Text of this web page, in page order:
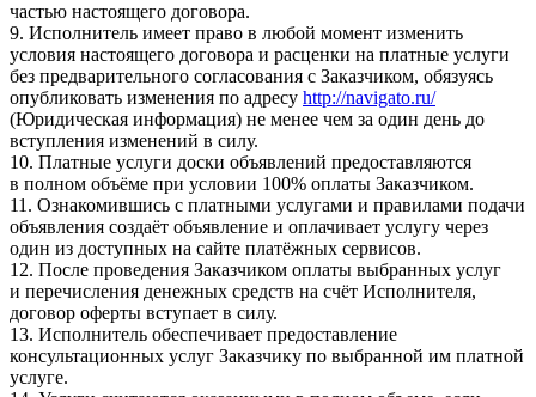
частью настоящего договора.
9. Исполнитель имеет право в любой момент изменить
условия настоящего договора и расценки на платные услуги
без предварительного согласования с Заказчиком, обязуясь
опубликовать изменения по адресу http://navigato.ru/
(Юридическая информация) не менее чем за один день до
вступления изменений в силу.
10. Платные услуги доски объявлений предоставляются
в полном объёме при условии 100% оплаты Заказчиком.
11. Ознакомившись с платными услугами и правилами подачи
объявления создаёт объявление и оплачивает услугу через
один из доступных на сайте платёжных сервисов.
12. После проведения Заказчиком оплаты выбранных услуг
и перечисления денежных средств на счёт Исполнителя,
договор оферты вступает в силу.
13. Исполнитель обеспечивает предоставление
консультационных услуг Заказчику по выбранной им платной
услуге.